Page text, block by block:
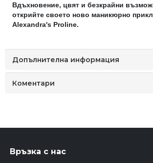
Вдъхновение, цвят и безкрайни
открийте своето ново маникюрно
Alexandra's Proline.
Допълнителна информация
Коментари
Връзка с нас